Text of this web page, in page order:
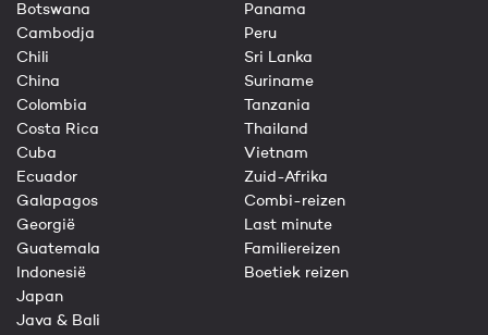
Botswana
Cambodja
Chili
China
Colombia
Costa Rica
Cuba
Ecuador
Galapagos
Georgië
Guatemala
Indonesië
Japan
Java & Bali
Panama
Peru
Sri Lanka
Suriname
Tanzania
Thailand
Vietnam
Zuid-Afrika
Combi-reizen
Last minute
Familiereizen
Boetiek reizen